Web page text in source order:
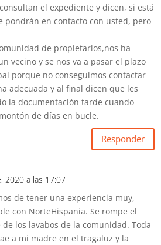
el expediente y dicen, si está
pondrán en contacto con usted, pero
de propietarios,nos ha
vecino y se nos va a pasar el plazo
porque no conseguimos contactar
adecuada y al final dicen que les
la documentación tarde cuando
de días en bucle.
Responder
2020 a las 17:07
de tener una experiencia muy,
con NorteHispania. Se rompe el
los lavabos de la comunidad. Toda
a mi madre en el tragaluz y la